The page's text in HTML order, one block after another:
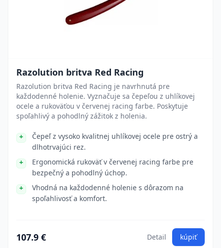
Razolution britva Red Racing
Razolution britva Red Racing je navrhnutá pre
každodenné holenie. Vyznačuje sa čepeľou z uhlíkovej
ocele a rukoväťou v červenej racing farbe. Poskytuje
spoľahlivý a pohodlný zážitok z holenia.
Čepeľ z vysoko kvalitnej uhlíkovej ocele pre ostrý a
dlhotrvajúci rez.
Ergonomická rukoväť v červenej racing farbe pre
bezpečný a pohodlný úchop.
Vhodná na každodenné holenie s dôrazom na
spoľahlivosť a komfort.
107.9 € Detail kúpiť